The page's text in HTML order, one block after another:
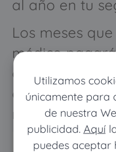
Utilizamos
únicamente para
de nuestra
publicidad. Aquí
puedes aceptar
al año en tu
Los meses
médico
cuando vayas
como con un
normal